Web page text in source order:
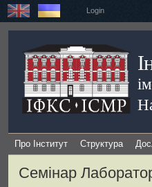
Login
Про Інститут Структура
Семінар